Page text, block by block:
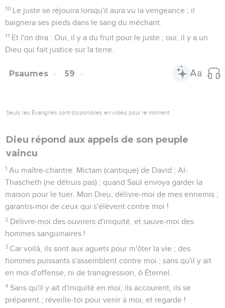
10 Le juste se réjouira lorsqu'il aura vu la vengeance ; il
baignera ses pieds dans le sang du méchant.
11 Et l'on dira : Oui, il y a du fruit pour le juste ; oui, il y a un
Dieu qui fait justice sur la terre.
Psaumes 59
Seuls les Évangiles sont disponibles en vidéo pour le moment.
Dieu répond aux appels de son peuple
vaincu
1 Au maître-chantre. Mictam (cantique) de David ; Al-
Thascheth (ne détruis pas) ; quand Saül envoya garder la
maison pour le tuer. Mon Dieu, délivre-moi de mes ennemis ;
garantis-moi de ceux qui s'élèvent contre moi !
2 Délivre-moi des ouvriers d'iniquité, et sauve-moi des
hommes sanguinaires !
3 Car voilà, ils sont aux aguets pour m'ôter la vie ; des
hommes puissants s'assemblent contre moi ; sans qu'il y ait
en moi d'offense, ni de transgression, ô Éternel.
4 Sans qu'il y ait d'iniquité en moi, ils accourent, ils se
préparent ; réveille-toi pour venir à moi, et regarde !